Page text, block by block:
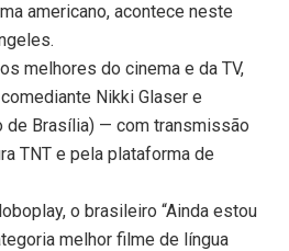
americano, acontece neste
melhores do cinema e da TV,
Nikki Glaser e
de Brasília) — com transmissão
TNT e pela plataforma de
o brasileiro “Ainda estou
melhor filme de língua